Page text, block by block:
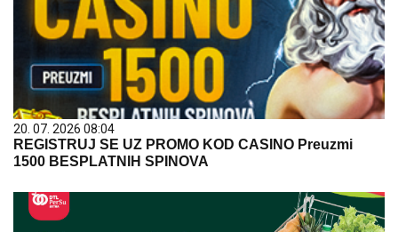
20. 07. 2026 08:04
REGISTRUJ SE UZ PROMO KOD CASINO Preuzmi
1500 BESPLATNIH SPINOVA